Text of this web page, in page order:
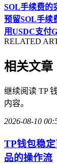
SOL手续费的
预留SOL手续
用USDC支付
RELATED
相关文章
继续阅读 TP
内容。
2026-08-10
TP钱包稳
品的操作流